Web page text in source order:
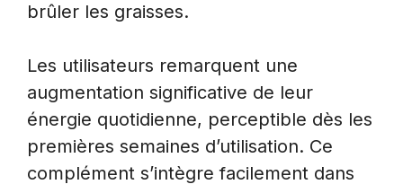
brûler les graisses.
Les utilisateurs remarquent une
augmentation significative de leur
énergie quotidienne, perceptible dès les
premières semaines d’utilisation. Ce
complément s’intègre facilement dans